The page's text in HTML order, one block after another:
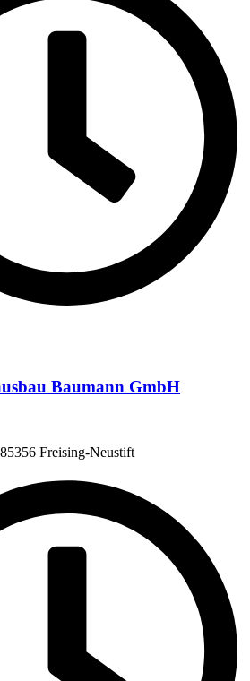
Baumann GmbH
Freising-Neustift